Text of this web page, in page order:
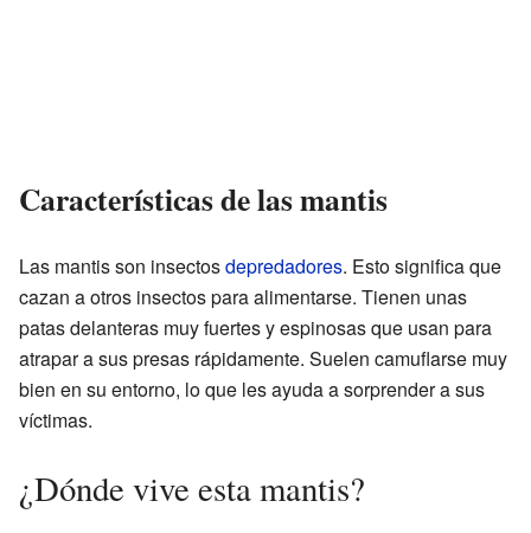
Características de las mantis
Las mantis son insectosdepredadores. Esto significa que
cazan a otros insectos para alimentarse. Tienen unas
patas delanteras muy fuertes y espinosas que usan para
atrapar a sus presas rápidamente. Suelen camuflarse muy
bien en su entorno, lo que les ayuda a sorprender a sus
víctimas.
¿Dónde vive esta mantis?